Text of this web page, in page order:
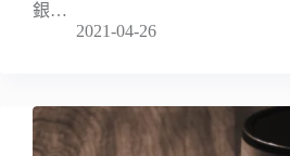
銀…
2021-04-26